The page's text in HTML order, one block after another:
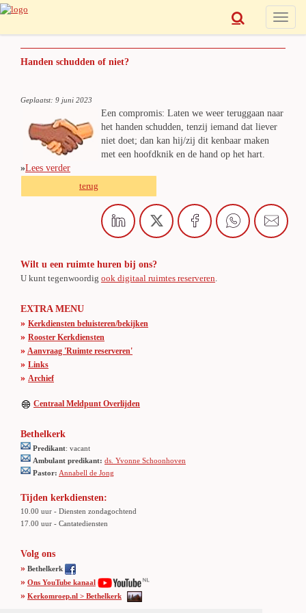
Toggle
Handen schudden of niet?
Geplaatst: 9 juni 2023
Een compromis: Laten we weer teruggaan naar
het handen schudden, tenzij iemand dat liever
niet doet; dan kan hij/zij dit kenbaar maken
met een hoofdknik en de hand op het hart.
»Lees verder
terug
Wilt u een ruimte huren bij ons?
U kunt tegenwoordig ook digitaal ruimtes reserveren
EXTRA MENU
» Kerkdiensten beluisteren/bekijken
» Rooster Kerkdiensten
» Aanvraag 'Ruimte reserveren'
» Links
» Archief
Centraal Meldpunt Overlijden
Bethelkerk
Predikant: vacant
Ambulant predikant: ds. Yvonne Schoonhoven
Pastor: Annabell de Jong
Tijden kerkdiensten:
10.00 uur - Diensten zondagochtend
17.00 uur - Cantatediensten
Volg ons
» Bethelkerk
» Ons YouTube kanaal
» Kerkomroep.nl > Bethelkerk